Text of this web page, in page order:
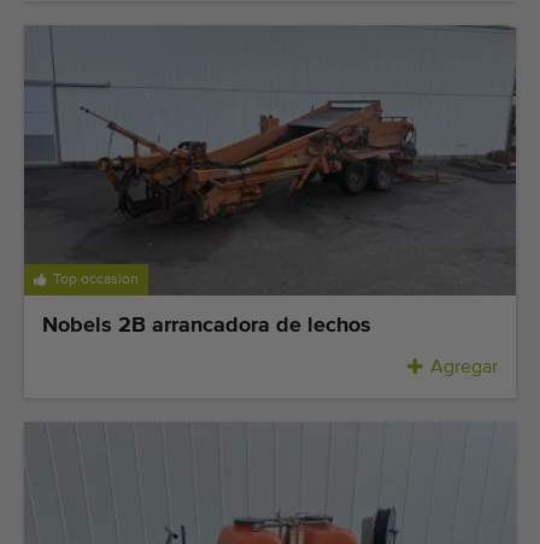
Top occasion
Nobels 2B arrancadora de lechos
Agregar